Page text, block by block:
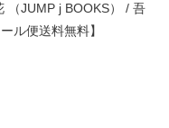
（JUMP j BOOKS） / 吾
ル便送料無料】